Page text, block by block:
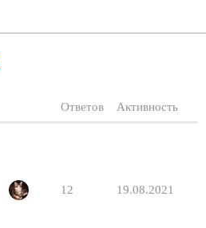
Ответов Активность
12 19.08.2021